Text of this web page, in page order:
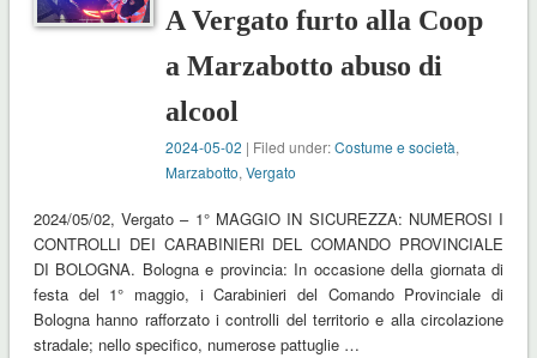
A Vergato furto alla Coop
a Marzabotto abuso di
alcool
2024-05-02 | Filed under:Costume e società,
Marzabotto,Vergato
2024/05/02, Vergato – 1° MAGGIO IN SICUREZZA: NUMEROSI I
CONTROLLI DEI CARABINIERI DEL COMANDO PROVINCIALE
DI BOLOGNA. Bologna e provincia: In occasione della giornata di
festa del 1° maggio, i Carabinieri del Comando Provinciale di
Bologna hanno rafforzato i controlli del territorio e alla circolazione
stradale; nello specifico, numerose pattuglie …